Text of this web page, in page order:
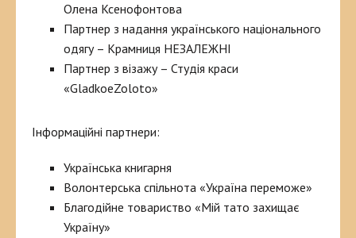
Олена Ксенофонтова
Партнер з надання українського національного
одягу – Крамниця НЕЗАЛЕЖНІ
Партнер з візажу – Студія краси
«GladkoeZoloto»
Інформаційні партнери:
Українська книгарня
Волонтерська спільнота «Україна переможе»
Благодійне товариство «Мій тато захищає
Україну»